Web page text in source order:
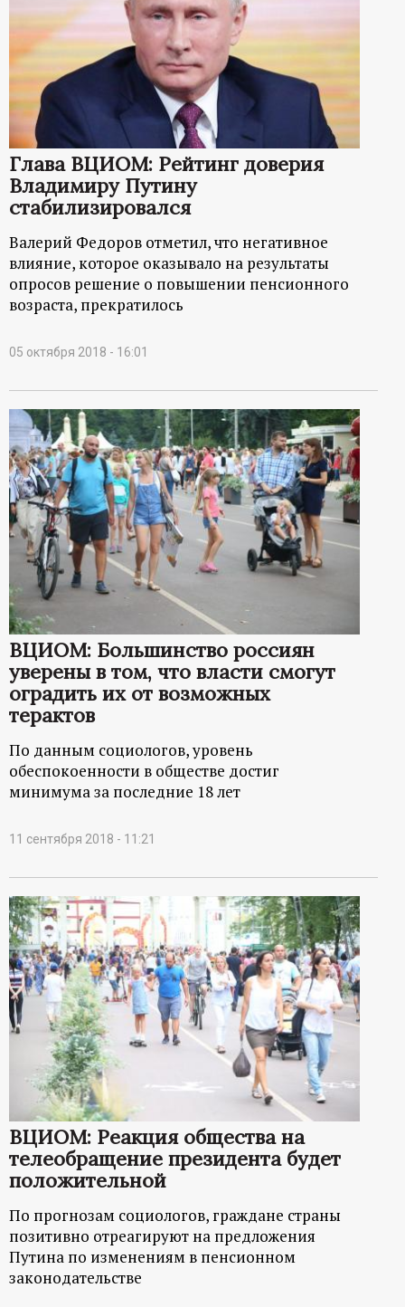
п
о
р
т
а
л
Глава ВЦИОМ: Рейтинг доверия
Владимиру Путину
стабилизировался
Валерий Федоров отметил, что негативное
влияние, которое оказывало на результаты
опросов решение о повышении пенсионного
возраста, прекратилось
05 октября 2018 - 16:01
ВЦИОМ: Большинство россиян
уверены в том, что власти смогут
оградить их от возможных
терактов
По данным социологов, уровень
обеспокоенности в обществе достиг
минимума за последние 18 лет
11 сентября 2018 - 11:21
ВЦИОМ: Реакция общества на
телеобращение президента будет
положительной
По прогнозам социологов, граждане страны
позитивно отреагируют на предложения
Путина по изменениям в пенсионном
законодательстве